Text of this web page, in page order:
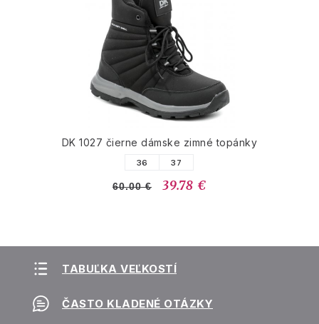
DK 1027 čierne dámske zimné topánky
36 37
60.00 € 39.78 €
TABUĽKA VEĽKOSTÍ
ČASTO KLADENÉ OTÁZKY